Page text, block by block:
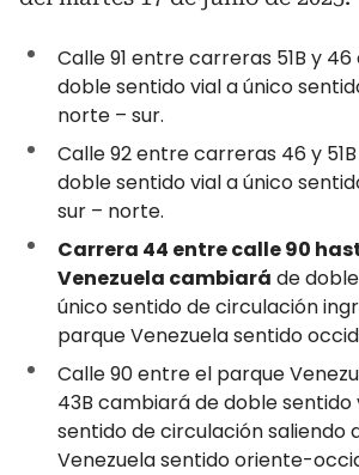
Calle 91 entre carreras 51B y
doble sentido vial a único
norte – sur.
Calle 92 entre carreras 46 y
doble sentido vial a único
sur – norte.
Carrera 44 entre calle 90
Venezuela cambiará de
único sentido de circulación
parque Venezuela sentido
Calle 90 entre el parque
43B cambiará de doble sentido
sentido de circulación saliendo
Venezuela sentido oriente-